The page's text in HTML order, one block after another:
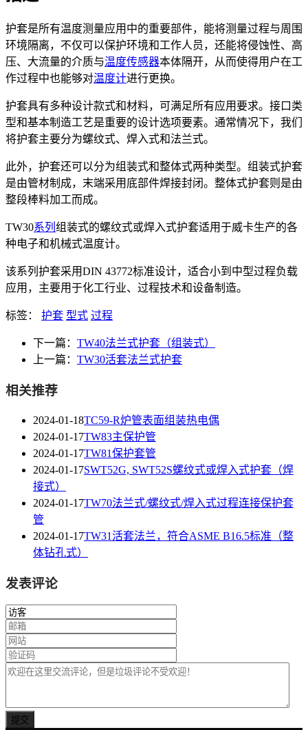
护套是所有温度测量应用中的重要部件，能将测量过程与周围
环境隔离，不仅可以保护环境和工作人员，还能将侵蚀性、高
压、大流量的介质与温度传感器本体隔开，从而使得用户在工
作过程中也能够对温度计进行更换。
护套具有多种设计款式和材料，可满足所有应用要求。接口类
型和基本制造工艺是重要的设计选项要素。通常情况下，我们
将护套主要分为螺纹式、焊入式和法兰式。
此外，护套还可以分为组装式和整体式两种类型。组装式护套
是由管材制成，末端采用底部件焊接封闭。整体式护套则是由
整段棒料加工而成。
TW30系列 组装式的螺纹式或焊入式护套适用于威卡生产的各
种电子和机械式温度计。
该系列护套采用DIN 43772标准设计，适合小到中型过程负载
应用，主要用于化工行业、过程技术和设备制造。
标签： 护套 型式 过程
下一篇： TW40法兰式护套（组装式）
上一篇： TW30活套法兰式护套
相关推荐
2024-01-18TC59-R炉管表面组装热电偶
2024-01-17TW83主保护管
2024-01-17TW81保护套管
2024-01-17SWT52G, SWT52S螺纹式或焊入式护套（焊
接式）
2024-01-17TW70法兰式/螺纹式/焊入式过程连接保护套
管
2024-01-17TW31活套法兰，符合ASME B16.5标准（整
体钻孔式）
发表评论